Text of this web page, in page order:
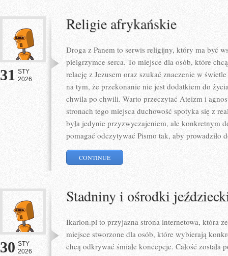
31 STY
2026
Religie afrykańskie
Droga z Panem to serwis religijny, który ma być
pielgrzymce serca. To miejsce dla osób, które
relację z Jezusem oraz szukać znaczenie w
na tym, że przekonanie nie jest dodatkiem do
chwila po chwili. Warto przeczytać Ateizm i
stronach tego miejsca duchowość spotyka się z
była jedynie przyzwyczajeniem, ale konkretnym
pomagać odczytywać Pismo tak, aby prowadziło
CONTINUE
30 STY
2026
Stadniny i ośrodki
Ikarion.pl to przyjazna strona internetowa, która
miejsce stworzone dla osób, które wybierają
chcą odkrywać śmiałe koncepcje. Całość